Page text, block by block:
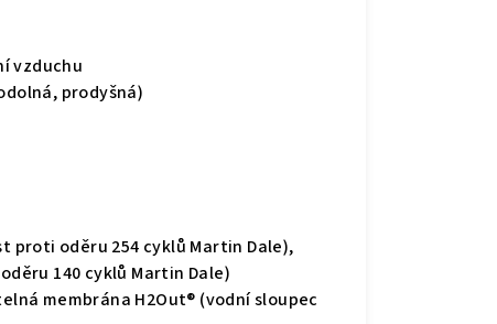
vzduchu
prodyšná)
proti oděru 254 cyklů Martin Dale),
140 cyklů Martin Dale)
membrána H2Out® (vodní sloupec